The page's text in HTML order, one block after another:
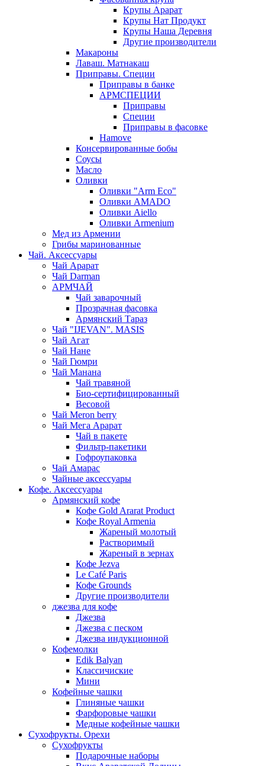
Крупы Арарат
Крупы Нат Продукт
Крупы Наша Деревня
Другие производители
Макароны
Лаваш. Матнакаш
Приправы. Специи
Приправы в банке
АРМСПЕЦИИ
Приправы
Специи
Приправы в фасовке
Hamove
Консервированные бобы
Соусы
Масло
Оливки
Оливки "Arm Eco"
Оливки AMADO
Оливки Aiello
Оливки Armenium
Мед из Армении
Грибы маринованные
Чай. Аксессуары
Чай Арарат
Чай Darman
АРМЧАЙ
Чай заварочный
Прозрачная фасовка
Армянский Тараз
Чай "IJEVAN". MASIS
Чай Агат
Чай Нане
Чай Гюмри
Чай Манана
Чай травяной
Био-сертифицированный
Весовой
Чай Meron berry
Чай Мега Арарат
Чай в пакете
Фильтр-пакетики
Гофроупаковка
Чай Амарас
Чайные аксессуары
Кофе. Аксессуары
Армянский кофе
Кофе Gold Ararat Product
Кофе Royal Armenia
Жареный молотый
Растворимый
Жареный в зернах
Кофе Jezva
Le Café Paris
Кофе Grounds
Другие производители
джезва для кофе
Джезва
Джезва с песком
Джезва индукционной
Кофемолки
Edik Balyan
Классичиские
Мини
Кофейные чашки
Глиняные чашки
Фарфоровые чашки
Медные кофейные чашки
Сухофрукты. Орехи
Сухофрукты
Подарочные наборы